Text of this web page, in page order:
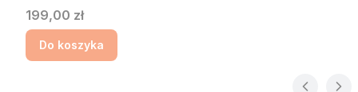
Cena
199,00 zł
Do koszyka